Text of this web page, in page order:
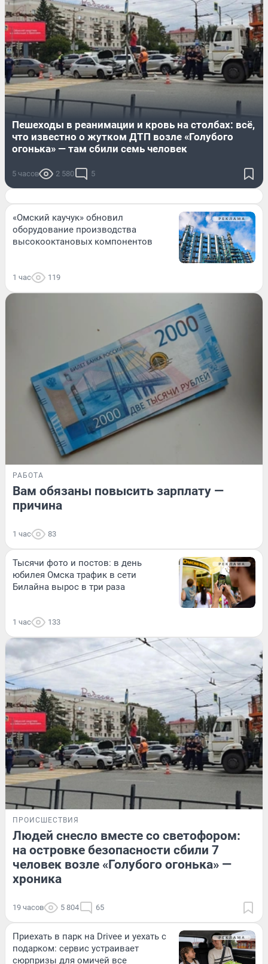
Пешеходы в реанимации и кровь на столбах: всё,
что известно о жутком ДТП возле «Голубого
огонька» — там сбили семь человек
5 часов 2 580 5
«Омский каучук» обновил
оборудование производства
высокооктановых компонентов
1 час 119
РАБОТА
Вам обязаны повысить зарплату —
причина
1 час 83
Тысячи фото и постов: в день
юбилея Омска трафик в сети
Билайна вырос в три раза
1 час 133
ПРОИСШЕСТВИЯ
Людей снесло вместе со светофором:
на островке безопасности сбили 7
человек возле «Голубого огонька» —
хроника
19 часов 5 804 65
Приехать в парк на Drivee и уехать с
подарком: сервис устраивает
сюрпризы для омичей все